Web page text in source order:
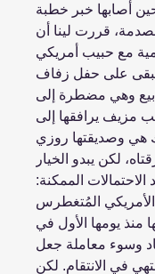
أصابها خبر خطبة
قررت لينا أن
مع حبيب أمريكي
تبقى على حفل زفاف
وهي مضطرة إلى
مزيف يرافقها إلى
هي وصديقتها روزي
لكن يبدو الخيار
الاحتمالات الممكنة:
الأمريكي المُتغطرس
منذ يومها الأول في
وسوء معاملة جعل
في الانتقام. لكن